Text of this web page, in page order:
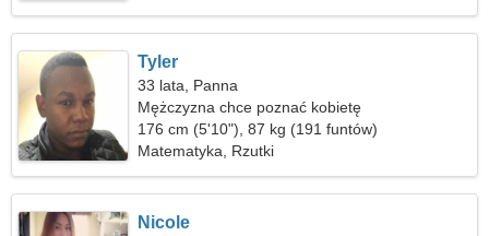
Tyler
33 lata, Panna
Mężczyzna chce poznać kobietę
176 cm (5'10"), 87 kg (191 funtów)
Matematyka, Rzutki
Nicole